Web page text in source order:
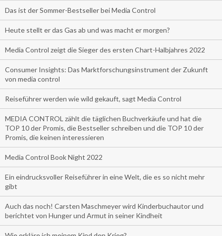
Das ist der Sommer-Bestseller bei Media Control
Heute stellt er das Gas ab und was macht er morgen?
Media Control zeigt die Sieger des ersten Chart-Halbjahres 2022
Consumer Insights: Das Marktforschungsinstrument der Zukunft
von media control
Reiseführer werden wie wild gekauft, sagt Media Control
MEDIA CONTROL zählt die täglichen Buchverkäufe und hat die
TOP 10 der Promis, die Bestseller schreiben und die TOP 10 der
Promis, die keinen interessieren
Media Control Book Night 2022
Ein eindrucksvoller Reiseführer in eine Welt, die es so nicht mehr
gibt
Auch das noch! Carsten Maschmeyer wird Kinderbuchautor und
berichtet von Hunger und Armut in seiner Kindheit